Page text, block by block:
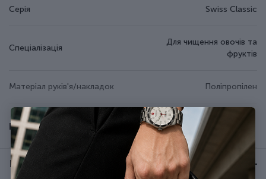
Серія Swiss Classic
Спеціалізація
Для чищення овочів та
фруктів
Матеріал руків'я/накладок Поліпропілен
Матеріал леза Неіржавна сталь
Колір Червоний
Показати всі
Відгуки: ★ 0 (0)